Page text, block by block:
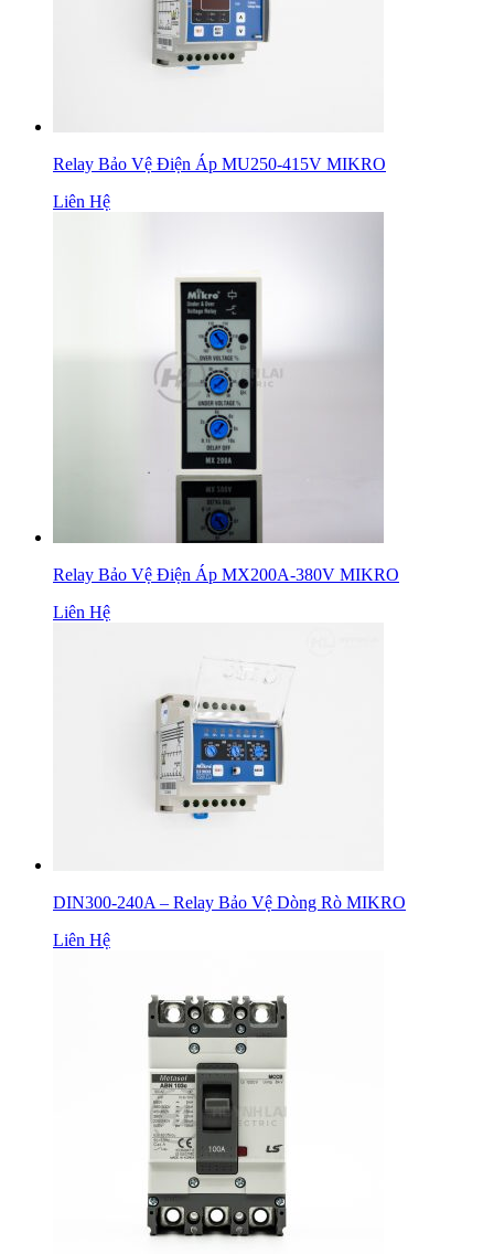
Relay Bảo Vệ Điện Áp MU250-415V MIKRO
Liên Hệ
Relay Bảo Vệ Điện Áp MX200A-380V MIKRO
Liên Hệ
DIN300-240A – Relay Bảo Vệ Dòng Rò MIKRO
Liên Hệ